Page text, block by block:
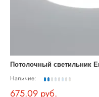
Наличие:
675.09 руб.